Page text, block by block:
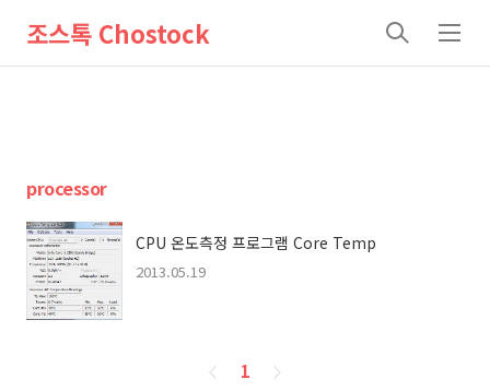
조스톡 Chostock
검
메
processor
CPU 온도측정 프로그램 Core Temp
2013.05.19
페
1